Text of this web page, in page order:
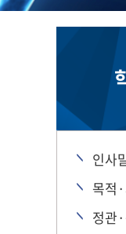
인사
목적
정관